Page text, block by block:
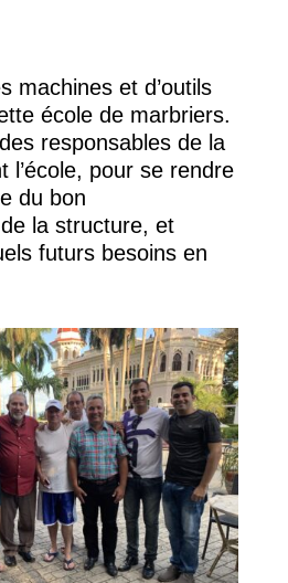
machines et d’outils
école de marbriers.
responsables de la
l’école, pour se rendre
du bon
la structure, et
futurs besoins en